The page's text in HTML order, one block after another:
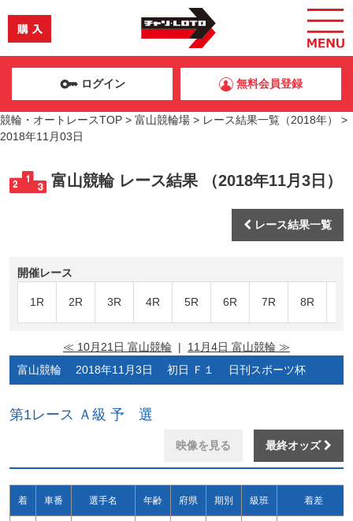
ログイン 無料会員登録
競輪・オートレースTOP > 富山競輪場 > レース結果一覧（2018年）
>
2018年11月03日
富山競輪 レース結果 （2018年11月3日）
レース結果一覧
開催レース
1R 2R 3R 4R 5R 6R 7R 8R
≪ 10月21日 富山競輪 | 11月4日 富山競輪 ≫
富山競輪 2018年11月3日 初日 Ｆ１ 日刊スポーツ杯
第1レース Ａ級 予 選
映像を見る 最終オッズ
着 車番 選手名 年齢 府県 期別 級班 着差